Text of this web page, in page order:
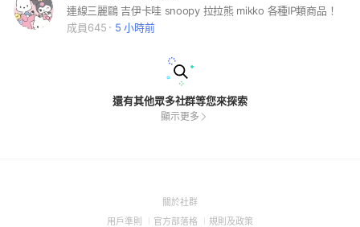
連線三麗鷗 吉伊卡哇 snoopy 拉拉熊 mikko 各種IP類商品！
成員645
5 小時前
還有其他眾多社群等您來探索
顯示更多
關於社群(Open
用戶準則 (Open
官方部落格 (Open
規則及政策(Open